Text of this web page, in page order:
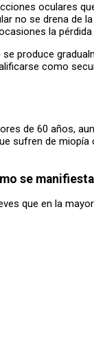
oculares
no se drena de
la
produce
como
de 60 años,
sufren de
se
que en la